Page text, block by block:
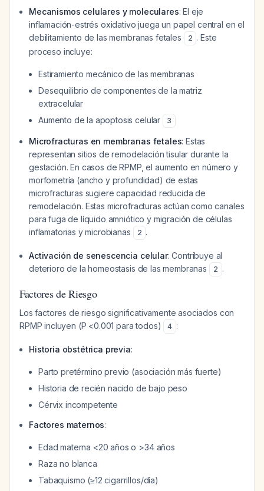
Mecanismos celulares y moleculares: El eje
inflamación-estrés oxidativo juega un papel central en el
debilitamiento de las membranas fetales
2 . Este
proceso incluye:
Estiramiento mecánico de las membranas
Desequilibrio de componentes de la matriz
extracelular
Aumento de la apoptosis celular
3
Microfracturas en membranas fetales: Estas
representan sitios de remodelación tisular durante la
gestación. En casos de RPMP, el aumento en número y
morfometría (ancho y profundidad) de estas
microfracturas sugiere capacidad reducida de
remodelación. Estas microfracturas actúan como canales
para fuga de líquido amniótico y migración de células
inflamatorias y microbianas
2 .
Activación de senescencia celular: Contribuye al
deterioro de la homeostasis de las membranas
2 .
Factores de Riesgo
Los factores de riesgo significativamente asociados con
RPMP incluyen (P <0.001 para todos)
4 :
Historia obstétrica previa:
Parto pretérmino previo (asociación más fuerte)
Historia de recién nacido de bajo peso
Cérvix incompetente
Factores maternos:
Edad materna <20 años o >34 años
Raza no blanca
Tabaquismo (≥12 cigarrillos/día)